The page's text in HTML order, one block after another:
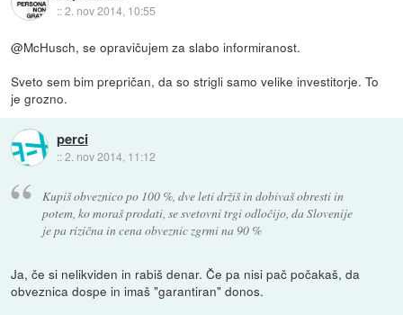
::2. nov 2014, 10:55
@McHusch, se opravičujem za slabo informiranost.
Sveto sem bim prepričan, da so strigli samo velike investitorje. To
je grozno.
perci
::2. nov 2014, 11:12
Kupiš obveznico po 100 %, dve leti držiš in dobivaš obresti in
potem, ko moraš prodati, se svetovni trgi odločijo, da Slovenije
je pa rizična in cena obveznic zgrmi na 90 %
Ja, če si nelikviden in rabiš denar. Če pa nisi pač počakaš, da
obveznica dospe in imaš "garantiran" donos.